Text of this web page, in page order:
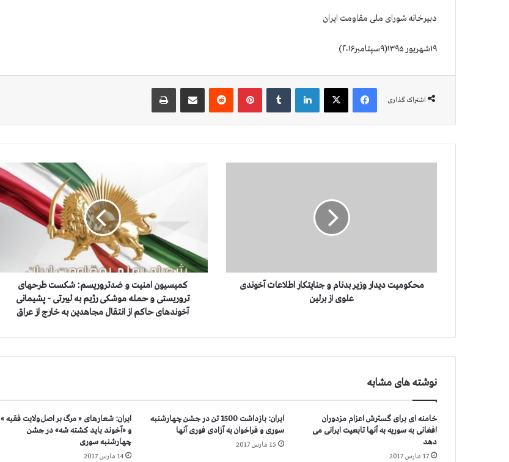
دبیرخانه شورای ملی مقاومت ایران
۱۹شهریور ۱۳۹۵(۹سپتامبر۲۰۱۶)
اشتراک گذاری
فیس بوک X ‫پین‌ترست ‫رددیت
ی
ز
د
ن
م
و
ج
محکومیت دیدار وزیر بدنام و جنایتكار اطلاعات آخوندی
علوی از برلین
ا
م
ض
ر
س
کمیسیون امنیت و ضدتروریسم: شکست طرحهای
تروریستی و حمله موشکی رژیم به لیبرتی - پشیمانی
آخوندهای حاکم از انتقال مجاهدین به خارج از عراق
نوشته های مشابه
خامنه ای برای گسترش اعزام مزدوران
افغانی به سوریه به آنها تابعیت ایرانی می
دهد
17 مارس 2017
ایران: بازداشت 1500 تن در جشن چهارشنبه
سوری و فراخوان به آزادی فوری آنها
15 مارس 2017
ایران: شعارهای « مرگ بر اصل ولایت فقیه »
و «آخوند باید كشته شه» در جشن
چهارشنبه سوری
14 مارس 2017